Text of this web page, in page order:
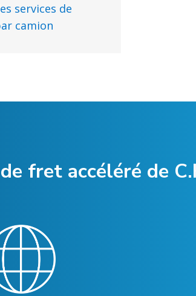
services de
camion
fret accéléré de